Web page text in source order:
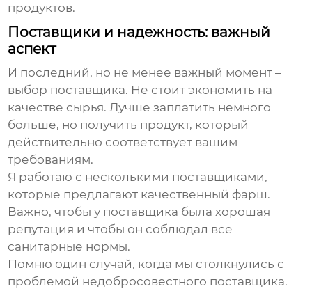
продуктов.
Поставщики и надежность: важный
аспект
И последний, но не менее важный момент –
выбор поставщика. Не стоит экономить на
качестве сырья. Лучше заплатить немного
больше, но получить продукт, который
действительно соответствует вашим
требованиям.
Я работаю с несколькими поставщиками,
которые предлагают качественный фарш.
Важно, чтобы у поставщика была хорошая
репутация и чтобы он соблюдал все
санитарные нормы.
Помню один случай, когда мы столкнулись с
проблемой недобросовестного поставщика.